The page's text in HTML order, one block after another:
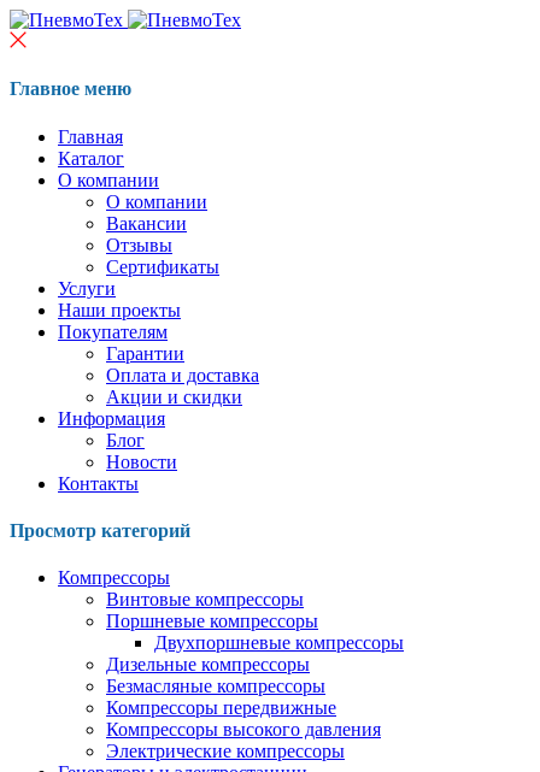
Главное меню
Главная
Каталог
О компании
О компании
Вакансии
Отзывы
Сертификаты
Услуги
Наши проекты
Покупателям
Гарантии
Оплата и доставка
Акции и скидки
Информация
Блог
Новости
Контакты
Просмотр категорий
Компрессоры
Винтовые компрессоры
Поршневые компрессоры
Двухпоршневые компрессоры
Дизельные компрессоры
Безмасляные компрессоры
Компрессоры передвижные
Компрессоры высокого давления
Электрические компрессоры